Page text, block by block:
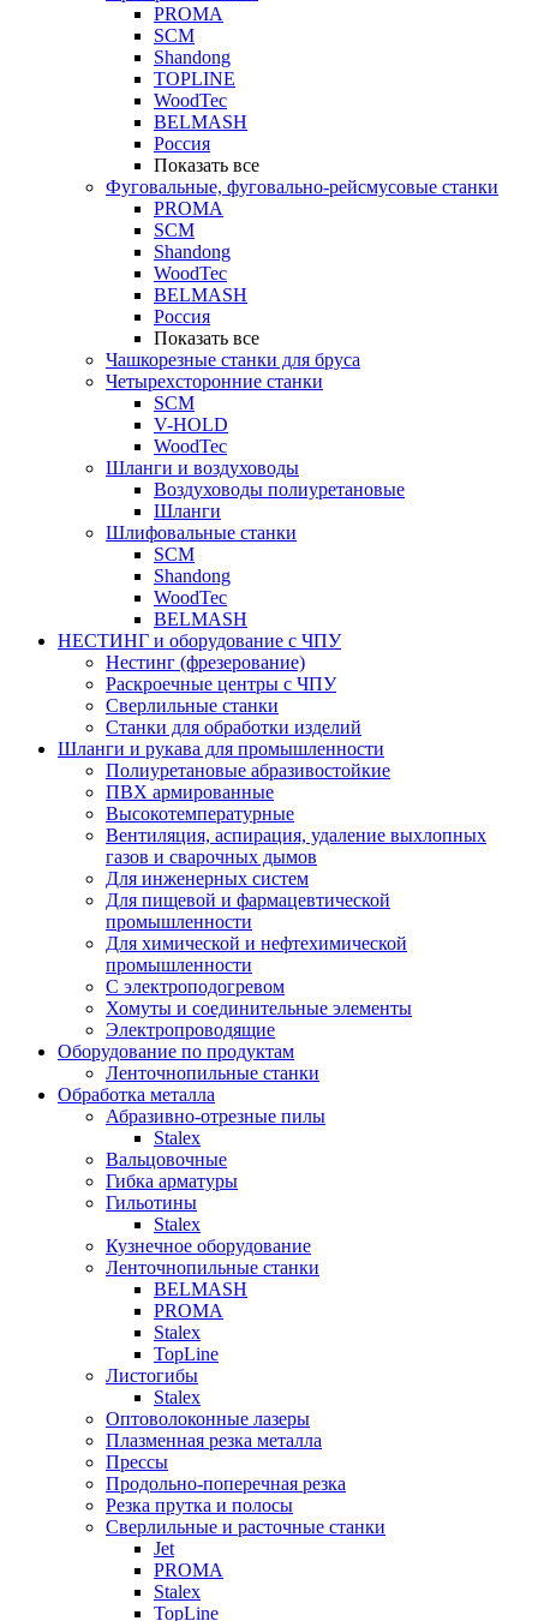
PROMA
SCM
Shandong
TOPLINE
WoodTec
BELMASH
Россия
Показать все
Фуговальные, фуговально-рейсмусовые станки
PROMA
SCM
Shandong
WoodTec
BELMASH
Россия
Показать все
Чашкорезные станки для бруса
Четырехсторонние станки
SCM
V-HOLD
WoodTec
Шланги и воздуховоды
Воздуховоды полиуретановые
Шланги
Шлифовальные станки
SCM
Shandong
WoodTec
BELMASH
НЕСТИНГ и оборудование с ЧПУ
Нестинг (фрезерование)
Раскроечные центры с ЧПУ
Сверлильные станки
Станки для обработки изделий
Шланги и рукава для промышленности
Полиуретановые абразивостойкие
ПВХ армированные
Высокотемпературные
Вентиляция, аспирация, удаление выхлопных
газов и сварочных дымов
Для инженерных систем
Для пищевой и фармацевтической
промышленности
Для химической и нефтехимической
промышленности
С электроподогревом
Хомуты и соединительные элементы
Электропроводящие
Оборудование по продуктам
Ленточнопильные станки
Обработка металла
Абразивно-отрезные пилы
Stalex
Вальцовочные
Гибка арматуры
Гильотины
Stalex
Кузнечное оборудование
Ленточнопильные станки
BELMASH
PROMA
Stalex
TopLine
Листогибы
Stalex
Оптоволоконные лазеры
Плазменная резка металла
Прессы
Продольно-поперечная резка
Резка прутка и полосы
Сверлильные и расточные станки
Jet
PROMA
Stalex
TopLine